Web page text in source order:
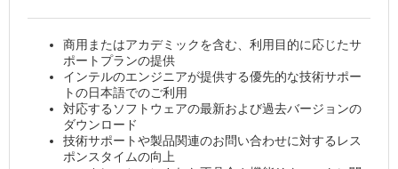
商用またはアカデミックを含む、利用目的に応じたサ
ポートプランの提供
インテルのエンジニアが提供する優先的な技術サポー
トの日本語でのご利用
対応するソフトウェアの最新および過去バージョンの
ダウンロード
技術サポートや製品関連のお問い合わせに対するレス
ポンスタイムの向上